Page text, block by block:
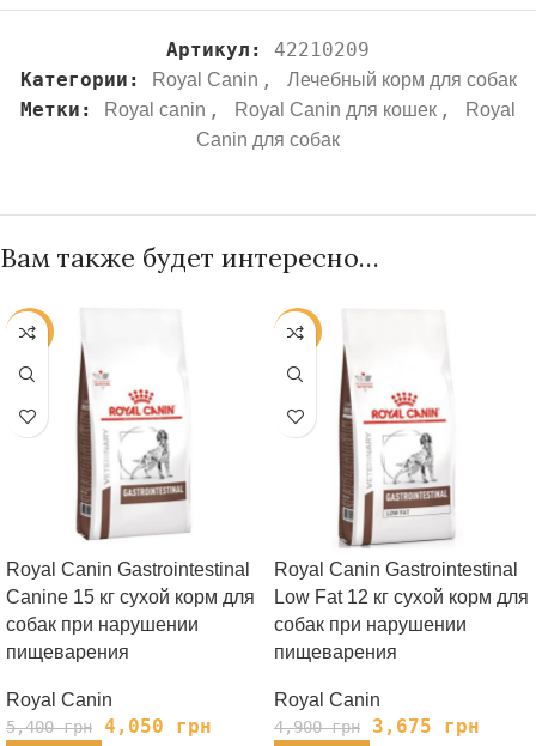
Артикул: 42210209
Категории:
Royal Canin , Лечебный корм для собак
Метки: Royal canin , Royal Canin для кошек ,
Royal
Canin для собак
Вам также будет интересно…
-25%
Royal Canin Gastrointestinal
Canine 15 кг сухой корм для
собак при нарушении
пищеварения
Royal Canin
5,400грн 4,050 грн
-25%
Royal Canin Gastrointestinal
Low Fat 12 кг сухой корм для
собак при нарушении
пищеварения
Royal Canin
4,900грн 3,675 грн